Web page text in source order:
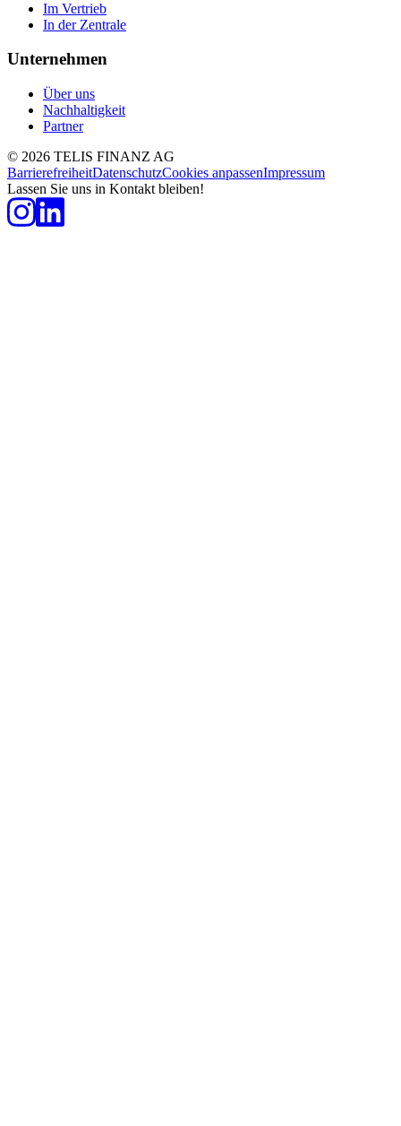
Im Vertrieb
In der Zentrale
Unternehmen
Über uns
Nachhaltigkeit
Partner
© 2026 TELIS FINANZ AG
BarrierefreiheitDatenschutzCookies anpassenImpressum
Lassen Sie uns in Kontakt bleiben!